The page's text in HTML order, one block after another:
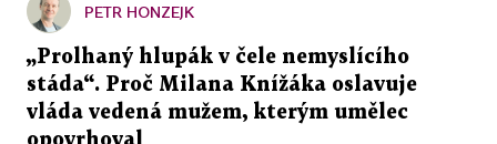
PETR HONZEJK
„Prolhaný hlupák v čele nemyslícího
stáda“. Proč Milana Knížáka oslavuje
vláda vedená mužem, kterým umělec
opovrhoval